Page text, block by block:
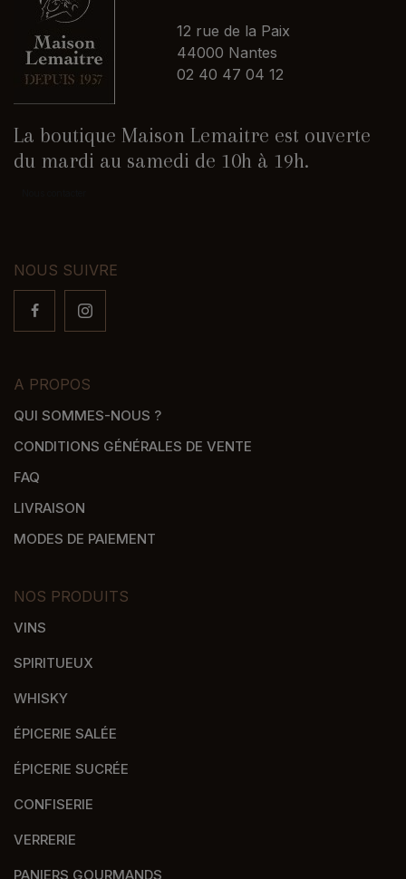
12 rue de la Paix
44000 Nantes
02 40 47 04 12
La boutique Maison Lemaitre est ouverte
du mardi au samedi de 10h à 19h.
NOUS SUIVRE
A PROPOS
QUI SOMMES-NOUS ?
CONDITIONS GÉNÉRALES DE VENTE
FAQ
LIVRAISON
MODES DE PAIEMENT
NOS PRODUITS
VINS
SPIRITUEUX
WHISKY
ÉPICERIE SALÉE
ÉPICERIE SUCRÉE
CONFISERIE
VERRERIE
PANIERS GOURMANDS